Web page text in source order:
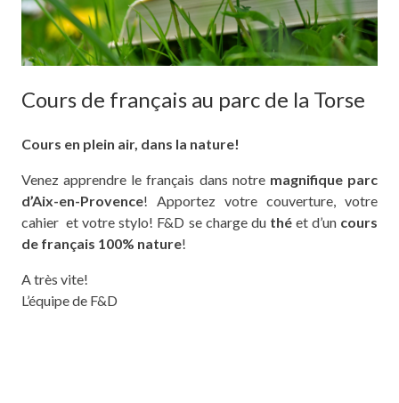
Cours de français au parc de la Torse
Cours en plein air, dans la nature!
Venez apprendre le français dans notre magnifique parc
d’Aix-en-Provence! Apportez votre couverture, votre
cahier et votre stylo! F&D se charge du théet d’un cours
de français 100% nature!
A très vite!
L’équipe de F&D